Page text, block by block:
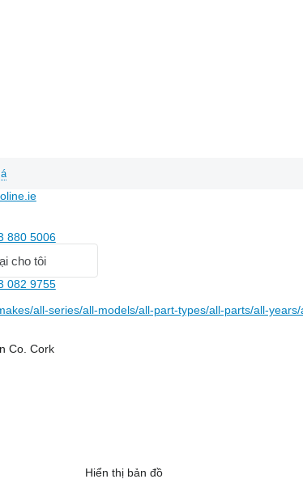
880 5006
cho tôi
082 9755
all-series/all-models/all-part-types/all-parts/all-
Co. Cork
Hiển thị bản đồ